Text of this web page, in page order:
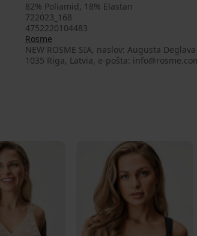
82% Poliamid, 18% Elastan
722023_168
4752220104483
Rosme
NEW ROSME SIA, naslov: Augusta
1035 Riga, Latvia, e-pošta: